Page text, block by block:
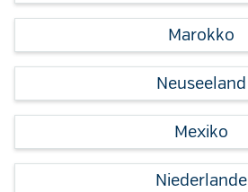
Marokko
Neuseeland
Mexiko
Niederlande